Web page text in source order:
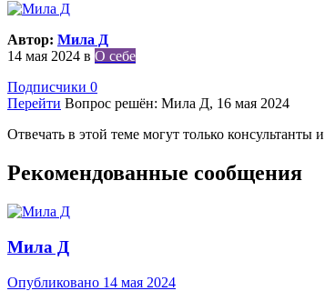
Автор: Мила Д
14 мая 2024 в О себе
Подписчики 0
Перейти Вопрос решён: Мила Д, 16 мая 2024
Отвечать в этой теме могут только консультанты
Рекомендованные сообщения
Мила Д
Опубликовано 14 мая 2024